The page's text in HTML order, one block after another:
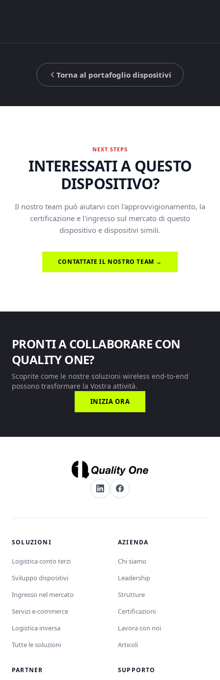
Torna al portafoglio dispositivi
NEXT STEPS
INTERESSATI A QUESTO
DISPOSITIVO?
Il nostro team può aiutarvi con l'approvvigionamento, la
certificazione e l'ingresso sul mercato di questo
dispositivo e dispositivi simili.
CONTATTATE IL NOSTRO TEAM →
PRONTI A COLLABORARE CON
QUALITY ONE?
Scoprite come le nostre soluzioni wireless end-to-end
possono trasformare la Vostra attività.
INIZIA ORA
SOLUZIONI
Logistica conto terzi
Sviluppo dispositivi
Ingresso nel mercato
Servizi e-commerce
Logistica inversa
Tutte le soluzioni
AZIENDA
Chi siamo
Leadership
Strutture
Certificazioni
Lavora con noi
Articoli
PARTNER SUPPORTO